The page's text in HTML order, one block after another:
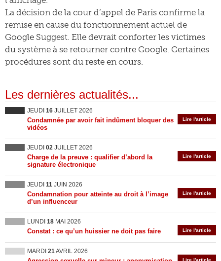
La décision de la cour d’appel de Paris confirme la
remise en cause du fonctionnement actuel de
Google Suggest. Elle devrait conforter les victimes
du système à se retourner contre Google. Certaines
procédures sont du reste en cours.
Les dernières actualités...
JEUDI 16 JUILLET 2026
Lire l'article
Condamnée par avoir fait indûment bloquer des
vidéos
JEUDI 02 JUILLET 2026
Lire l'article
Charge de la preuve : qualifier d’abord la
signature électronique
JEUDI 11 JUIN 2026
Lire l'article
Condamnation pour atteinte au droit à l’image
d’un influenceur
LUNDI 18 MAI 2026
Lire l'article
Constat : ce qu’un huissier ne doit pas faire
MARDI 21AVRIL 2026
Lire l'article